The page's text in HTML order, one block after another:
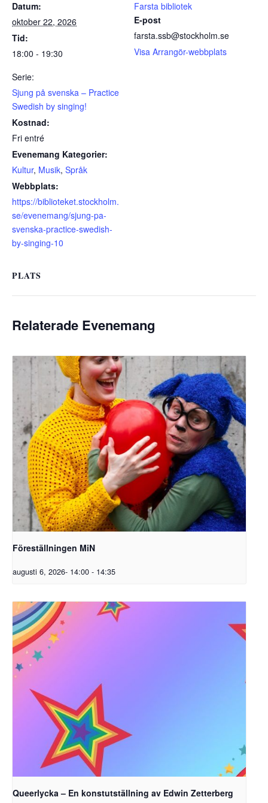
Datum:
oktober 22, 2026
Tid:
18:00 - 19:30
Serie:
Sjung på svenska – Practice
Swedish by singing!
Kostnad:
Fri entré
Evenemang Kategorier:
Kultur, Musik, Språk
Webbplats:
https://biblioteket.stockholm.
se/evenemang/sjung-pa-
svenska-practice-swedish-
by-singing-10
Farsta bibliotek
E-post
farsta.ssb@stockholm.se
Visa Arrangör-webbplats
PLATS
Relaterade Evenemang
Föreställningen MiN
augusti 6, 2026- 14:00 - 14:35
Queerlycka – En konstutställning av Edwin Zetterberg